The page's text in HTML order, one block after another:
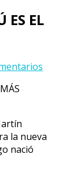
ES EL
EL
la nueva
nació